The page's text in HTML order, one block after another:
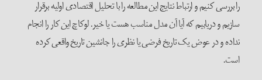
را بررسی کنیم و ارتباط نتایج این مطالعه را با تحلیل اقتصادی اولیه برقرار
سازیم و دریابیم که آیا آن مدل مناسب هست یا خیر. لوکاچ این کار را انجام
نداده و در عوض یک تاریخ فرضی یا نظری را جانشین تاریخ واقعی کرده